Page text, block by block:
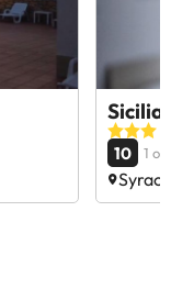
Sicilia
10 1